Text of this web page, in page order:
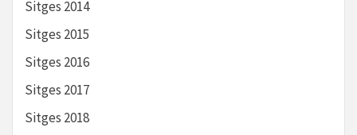
Sitges 2014
Sitges 2015
Sitges 2016
Sitges 2017
Sitges 2018